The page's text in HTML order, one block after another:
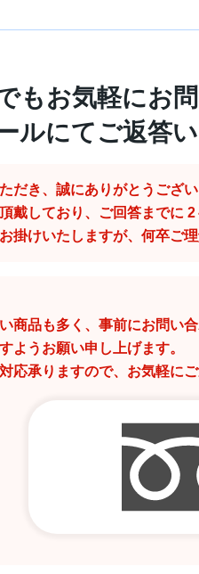
もお気軽にお
ルにてご返答
だき、誠にありがとうござい
戴しており、ご回答までに
掛けいたしますが、何卒ご
商品も多く、事前にお問い
ようお願い申し上げます。
応承りますので、お気軽にご